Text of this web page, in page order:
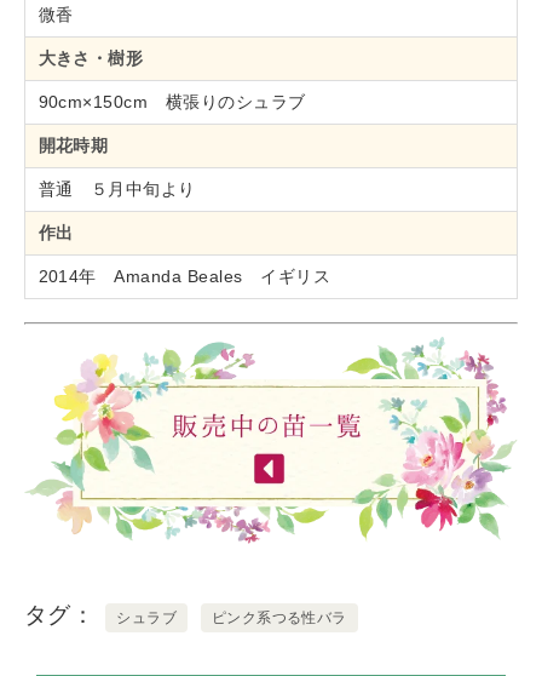
微香
大きさ・樹形
90cm×150cm 横張りのシュラブ
開花時期
普通 ５月中旬より
作出
2014年 Amanda Beales イギリス
タグ シュラブ ピンク系つる性バラ